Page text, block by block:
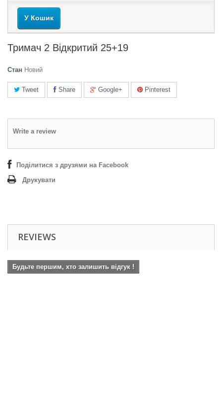
У Кошик
Тримач 2 Відкритий 25+19
Стан Новий
Tweet Share Google+ Pinterest
Write a review
Поділитися з друзями на Facebook
Друкувати
REVIEWS
Будьте першим, хто залишить відгук !